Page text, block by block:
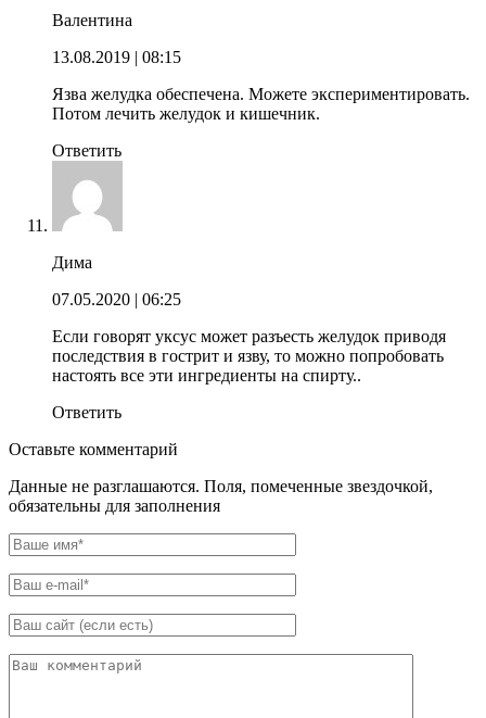
Валентина
13.08.2019 | 08:15
Язва желудка обеспечена. Можете экспериментировать.
Потом лечить желудок и кишечник.
Ответить
Дима
07.05.2020 | 06:25
Если говорят уксус может разъесть желудок приводя
последствия в гострит и язву, то можно попробовать
настоять все эти ингредиенты на спирту..
Ответить
Оставьте комментарий
Данные не разглашаются. Поля, помеченные звездочкой,
обязательны для заполнения